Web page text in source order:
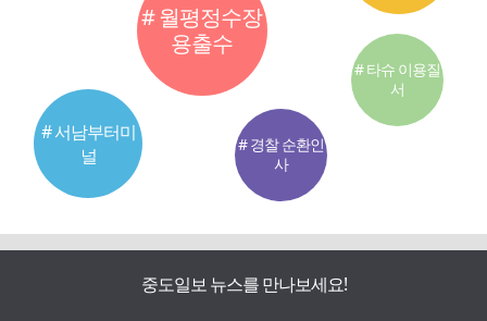
# 월평정수장
용출수
# 서남부터미
널
# 경찰 순환인
사
# 타슈 이용질
서
중도일보 뉴스를 만나보세요!